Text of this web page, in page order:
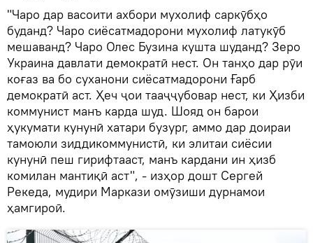
"Чаро дар васоити ахбори мухолиф саркӯбҳо
буданд? Чаро сиёсатмадорони мухолиф латукӯб
мешаванд? Чаро Олес Бузина кушта шуданд? Зеро
Украина давлати демократӣ нест. Он танҳо дар рӯи
коғаз ва бо суханони сиёсатмадорони Ғарб
демократӣ аст. Ҳеч ҷои тааҷҷубовар нест, ки Ҳизби
коммунист манъ карда шуд. Шояд он барои
ҳукумати кунунӣ хатари бузург, аммо дар доираи
тамоюли зиддикоммунистӣ, ки элитаи сиёсии
кунунӣ пеш гирифтааст, манъ кардани ин ҳизб
комилан мантиқӣ аст", - изҳор дошт Сергей
Рекеда, мудири Маркази омӯзиши дурнамои
ҳамгироӣ.